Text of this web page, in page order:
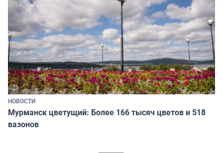
НОВОСТИ
Мурманск цветущий: Более 166 тысяч цветов и 518
вазонов